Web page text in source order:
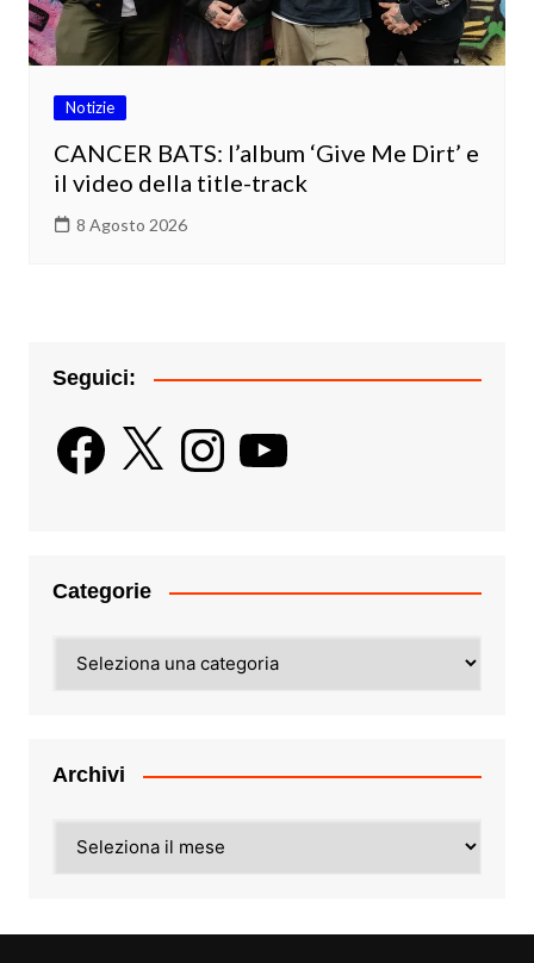
Notizie
CANCER BATS: l’album ‘Give Me Dirt’ e
il video della title-track
8 Agosto 2026
Seguici:
Facebook
X InstagramYouTube
Categorie
Archivi